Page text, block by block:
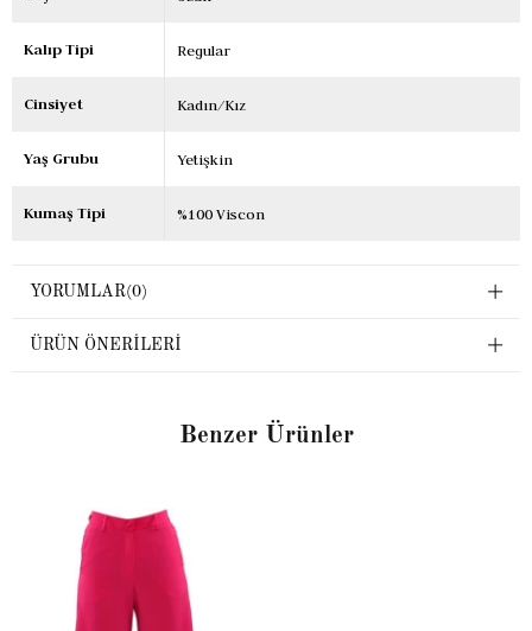
Kalıp Tipi Regular
Cinsiyet Kadın/Kız
Yaş Grubu Yetişkin
Kumaş Tipi %100 Viscon
YORUMLAR(0)
ÜRÜN ÖNERILERI
Benzer Ürünler